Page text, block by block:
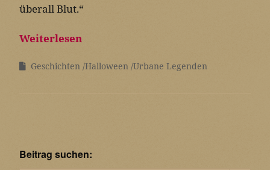
überall Blut.“
Weiterlesen
Geschichten Halloween Urbane Legenden
Beitrag suchen: